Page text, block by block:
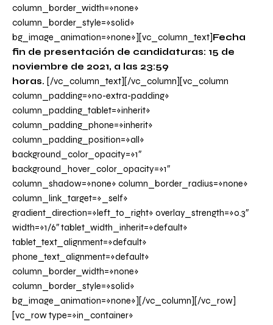
column_border_width=»none»
column_border_style=»solid»
bg_image_animation=»none»][vc_column_text]Fecha
fin de presentación de candidaturas: 15 de
noviembre de 2021, a las 23:59
horas. [/vc_column_text][/vc_column][vc_column
column_padding=»no-extra-padding»
column_padding_tablet=»inherit»
column_padding_phone=»inherit»
column_padding_position=»all»
background_color_opacity=»1″
background_hover_color_opacity=»1″
column_shadow=»none» column_border_radius=»none»
column_link_target=»_self»
gradient_direction=»left_to_right» overlay_strength=»0.3″
width=»1/6″ tablet_width_inherit=»default»
tablet_text_alignment=»default»
phone_text_alignment=»default»
column_border_width=»none»
column_border_style=»solid»
bg_image_animation=»none»][/vc_column][/vc_row]
[vc_row type=»in_container»